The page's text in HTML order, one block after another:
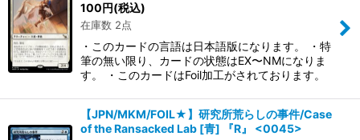
100円(税込)
在庫数 2点
・このカードの言語は日本語版になります。 ・特
筆の無い限り、カードの状態はEX〜NMになりま
す。 ・このカードはFoil加工がされております。
【JPN/MKM/FOIL★】研究所荒らしの事件/Case
of the Ransacked Lab [青] 『R』 <0045>